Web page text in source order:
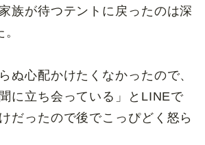
族が待つテントに戻ったのは深
ぬ心配かけたくなかったので、
に立ち会っている」とLINEで
だったので後でこっぴどく怒ら